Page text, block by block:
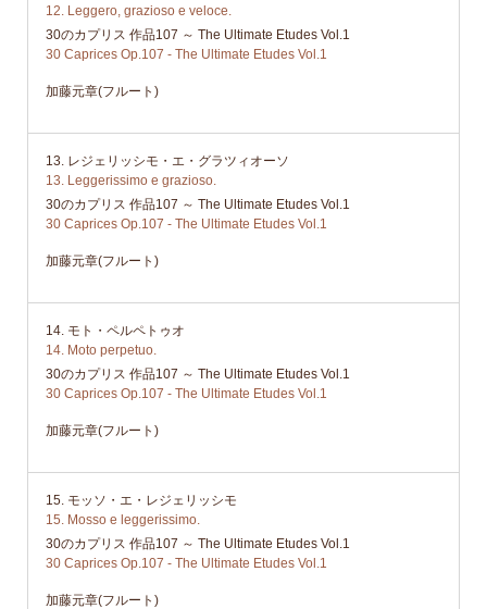
12. Leggero, grazioso e veloce.
30のカプリス 作品107 ～ The Ultimate Etudes Vol.1
30 Caprices Op.107 - The Ultimate Etudes Vol.1
加藤元章(フルート)
13. レジェリッシモ・エ・グラツィオーソ
13. Leggerissimo e grazioso.
30のカプリス 作品107 ～ The Ultimate Etudes Vol.1
30 Caprices Op.107 - The Ultimate Etudes Vol.1
加藤元章(フルート)
14. モト・ペルペトゥオ
14. Moto perpetuo.
30のカプリス 作品107 ～ The Ultimate Etudes Vol.1
30 Caprices Op.107 - The Ultimate Etudes Vol.1
加藤元章(フルート)
15. モッソ・エ・レジェリッシモ
15. Mosso e leggerissimo.
30のカプリス 作品107 ～ The Ultimate Etudes Vol.1
30 Caprices Op.107 - The Ultimate Etudes Vol.1
加藤元章(フルート)